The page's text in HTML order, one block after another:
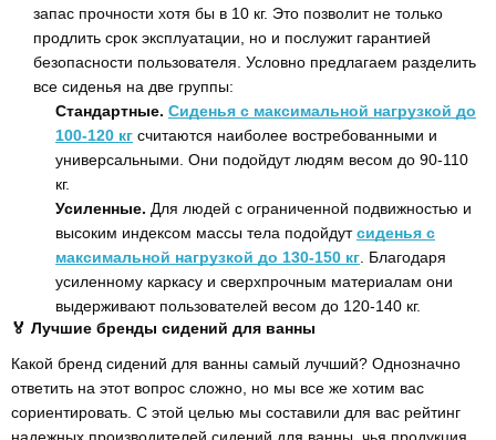
запас прочности хотя бы в 10 кг. Это позволит не только
продлить срок эксплуатации, но и послужит гарантией
безопасности пользователя. Условно предлагаем разделить
все сиденья на две группы:
Стандартные. Сиденья с максимальной нагрузкой до
100-120 кг считаются наиболее востребованными и
универсальными. Они подойдут людям весом до 90-110
кг.
Усиленные. Для людей с ограниченной подвижностью и
высоким индексом массы тела подойдутсиденья с
максимальной нагрузкой до 130-150 кг . Благодаря
усиленному каркасу и сверхпрочным материалам они
выдерживают пользователей весом до 120-140 кг.
🏅 Лучшие бренды сидений для ванны
Какой бренд сидений для ванны самый лучший? Однозначно
ответить на этот вопрос сложно, но мы все же хотим вас
сориентировать. С этой целью мы составили для вас рейтинг